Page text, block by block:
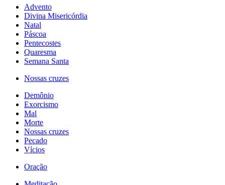
Advento
Divina Misericórdia
Natal
Páscoa
Pentecostes
Quaresma
Semana Santa
Nossas cruzes
Demônio
Exorcismo
Mal
Morte
Nossas cruzes
Pecado
Vícios
Oração